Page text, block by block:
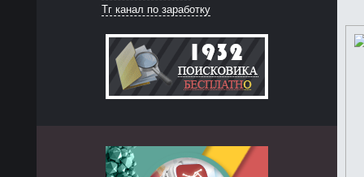
Тг канал по заработку